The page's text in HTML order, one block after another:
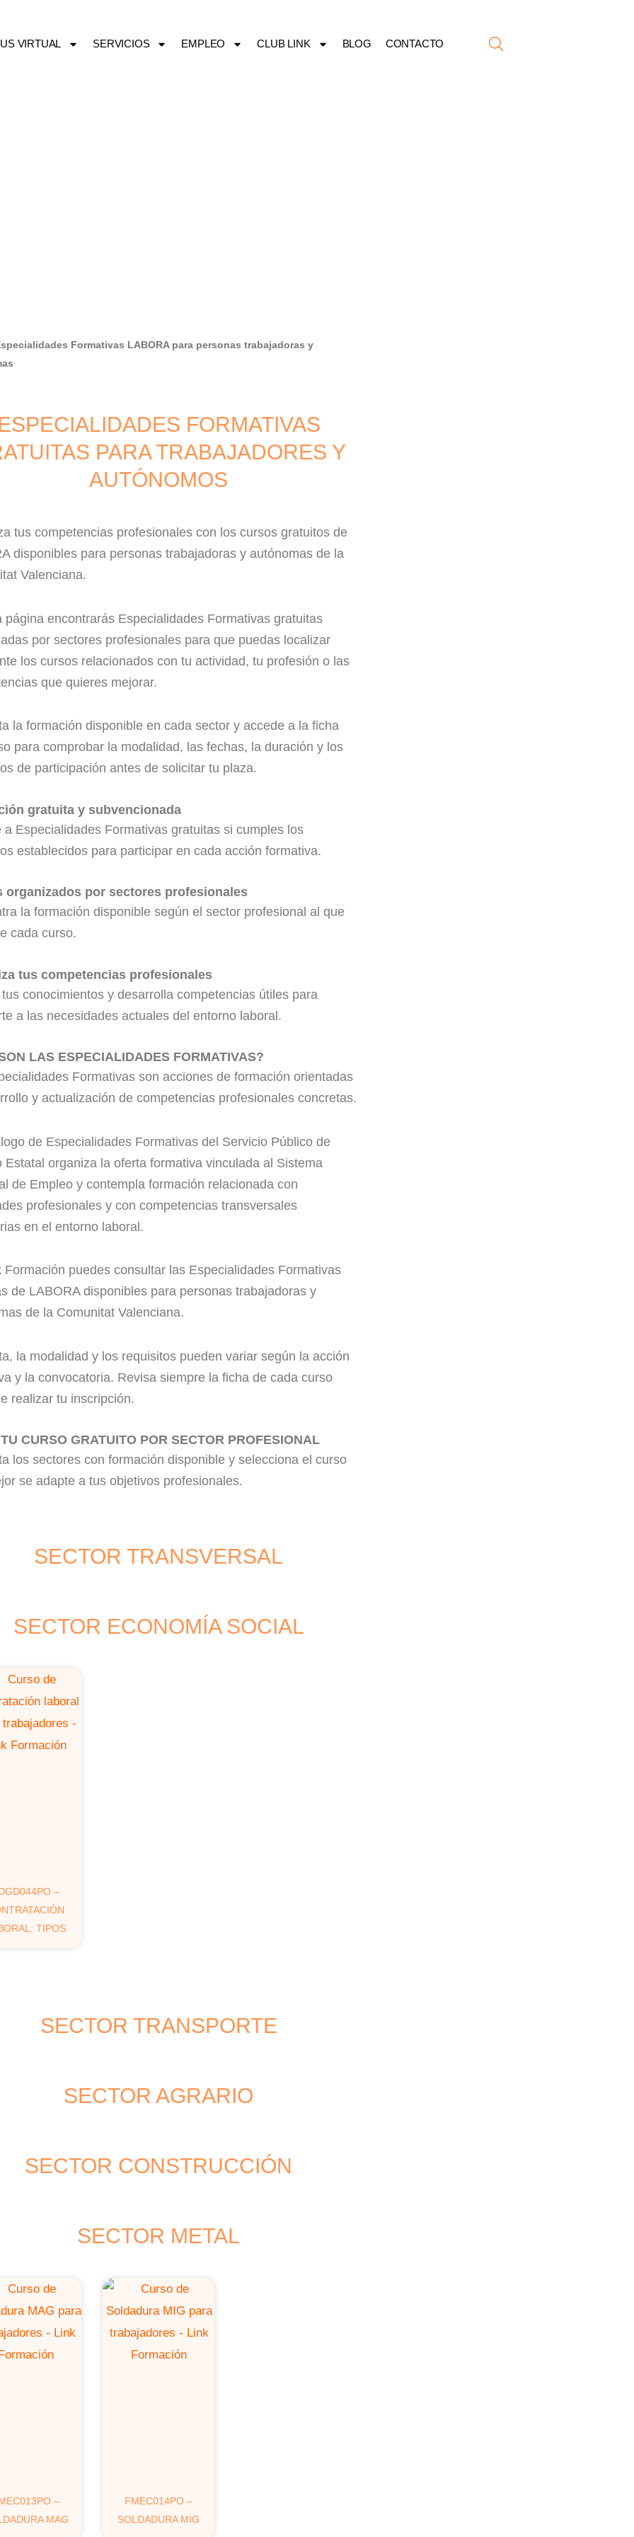
VIRTUAL SERVICIOS EMPLEO CLUB LINK BLOG CONTACTO
Formativas LABORA para personas trabajadoras y
FORMATIVAS
PARA TRABAJADORES Y
AUTÓNOMOS
tus competencias profesionales con los cursos gratuitos de
disponibles para personas trabajadoras y autónomas de la
Valenciana.
página encontrarás Especialidades Formativas gratuitas
por sectores profesionales para que puedas localizar
los cursos relacionados con tu actividad, tu profesión o las
que quieres mejorar.
la formación disponible en cada sector y accede a la ficha
para comprobar la modalidad, las fechas, la duración y los
de participación antes de solicitar tu plaza.
gratuita y subvencionada
a Especialidades Formativas gratuitas si cumples los
establecidos para participar en cada acción formativa.
organizados por sectores profesionales
la formación disponible según el sector profesional al que
cada curso.
tus competencias profesionales
conocimientos y desarrolla competencias útiles para
a las necesidades actuales del entorno laboral.
LAS ESPECIALIDADES FORMATIVAS?
Formativas son acciones de formación orientadas
y actualización de competencias profesionales concretas.
de Especialidades Formativas del Servicio Público de
Estatal organiza la oferta formativa vinculada al Sistema
de Empleo y contempla formación relacionada con
profesionales y con competencias transversales
en el entorno laboral.
Formación puedes consultar las Especialidades Formativas
de LABORA disponibles para personas trabajadoras y
de la Comunitat Valenciana.
la modalidad y los requisitos pueden variar según la acción
y la convocatoria. Revisa siempre la ficha de cada curso
realizar tu inscripción.
CURSO GRATUITO POR SECTOR PROFESIONAL
los sectores con formación disponible y selecciona el curso
se adapte a tus objetivos profesionales.
SECTOR TRANSVERSAL
SECTOR ECONOMÍA SOCIAL
–
TIPOS
SECTOR TRANSPORTE
SECTOR AGRARIO
SECTOR CONSTRUCCIÓN
SECTOR METAL
–
MAG
FMEC014PO –
SOLDADURA MIG